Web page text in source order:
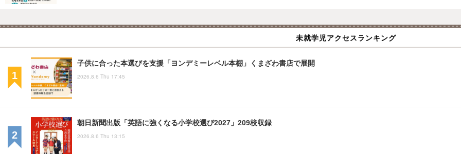
未就学児アクセスランキング
子供に合った本選びを支援「ヨンデミーレベル本棚」くまざわ書店で展開
2026.8.6 Thu 17:45
朝日新聞出版「英語に強くなる小学校選び2027」209校収録
2026.8.6 Thu 13:15